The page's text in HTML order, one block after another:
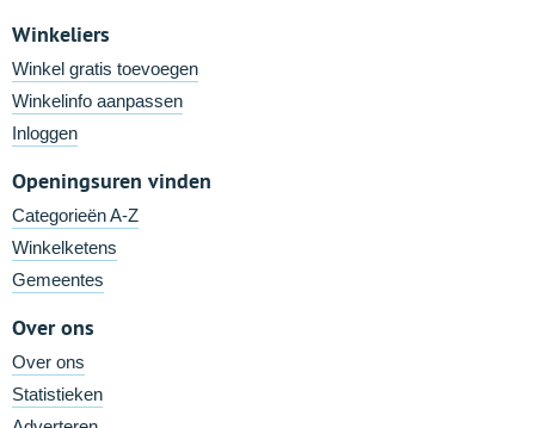
Winkeliers
Winkel gratis toevoegen
Winkelinfo aanpassen
Inloggen
Openingsuren vinden
Categorieën A-Z
Winkelketens
Gemeentes
Over ons
Over ons
Statistieken